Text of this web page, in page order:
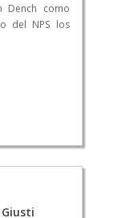
Dench como
del NPS los